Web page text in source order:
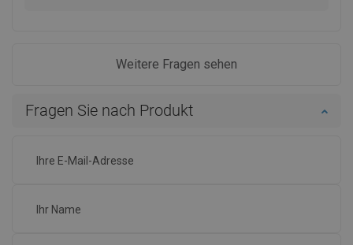
Weitere Fragen sehen
Fragen Sie nach Produkt